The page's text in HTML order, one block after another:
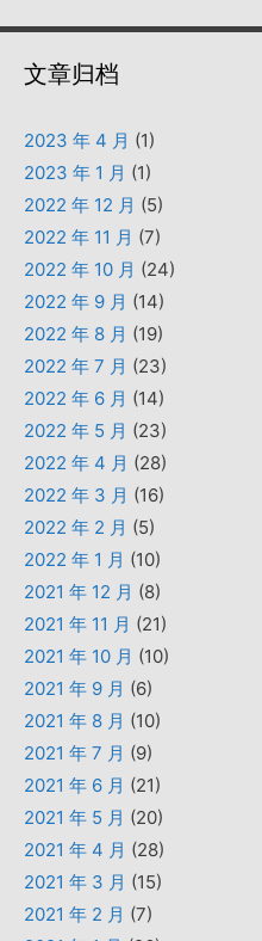
文章归档
2023 年 4 月 (1)
2023 年 1 月 (1)
2022 年 12 月 (5)
2022 年 11 月 (7)
2022 年 10 月 (24)
2022 年 9 月 (14)
2022 年 8 月 (19)
2022 年 7 月 (23)
2022 年 6 月 (14)
2022 年 5 月 (23)
2022 年 4 月 (28)
2022 年 3 月 (16)
2022 年 2 月 (5)
2022 年 1 月 (10)
2021 年 12 月 (8)
2021 年 11 月 (21)
2021 年 10 月 (10)
2021 年 9 月 (6)
2021 年 8 月 (10)
2021 年 7 月 (9)
2021 年 6 月 (21)
2021 年 5 月 (20)
2021 年 4 月 (28)
2021 年 3 月 (15)
2021 年 2 月 (7)